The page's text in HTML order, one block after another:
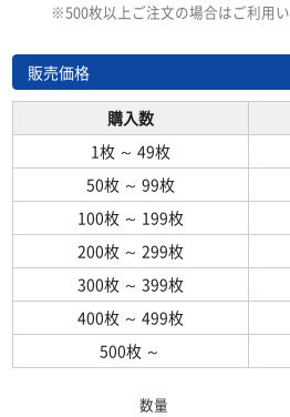
※500枚以上ご注文の場合はご利用い
販売価格
購入数
1枚 ～ 49枚
50枚 ～ 99枚
100枚 ～ 199枚
200枚 ～ 299枚
300枚 ～ 399枚
400枚 ～ 499枚
500枚 ～
数量